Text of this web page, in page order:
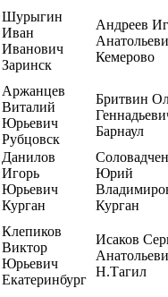
Шурыгин
Иван
Иванович
Заринск
Андреев
Кемерово
Аржанцев
Виталий
Юрьевич
Рубцовск
Бритвин
Барнаул
Данилов
Игорь
Юрьевич
Курган
Юрий
Курган
Клепиков
Виктор
Юрьевич
Екатеринбург
Исаков
Н.Тагил